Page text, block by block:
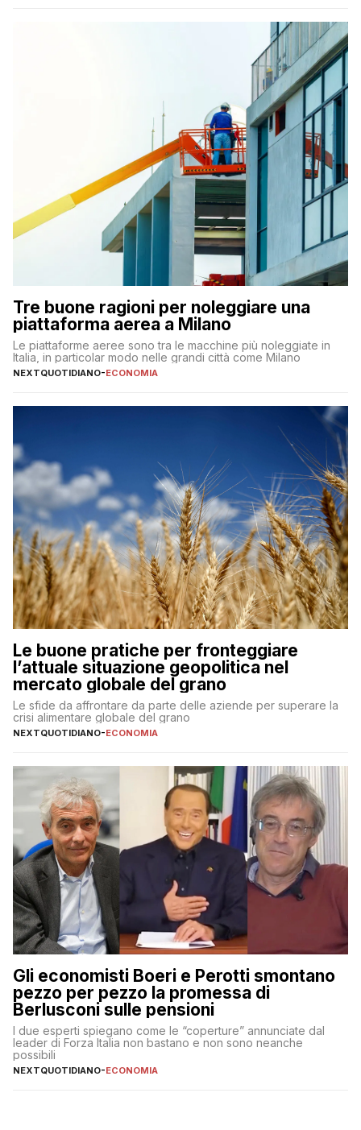
Tre buone ragioni per noleggiare una
piattaforma aerea a Milano
Le piattaforme aeree sono tra le macchine più noleggiate in
Italia, in particolar modo nelle grandi città come Milano
NEXTQUOTIDIANO-ECONOMIA
Le buone pratiche per fronteggiare
l’attuale situazione geopolitica nel
mercato globale del grano
Le sfide da affrontare da parte delle aziende per superare la
crisi alimentare globale del grano
NEXTQUOTIDIANO-ECONOMIA
Gli economisti Boeri e Perotti smontano
pezzo per pezzo la promessa di
Berlusconi sulle pensioni
I due esperti spiegano come le “coperture” annunciate dal
leader di Forza Italia non bastano e non sono neanche
possibili
NEXTQUOTIDIANO-ECONOMIA